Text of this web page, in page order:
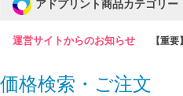
運営サイトからのお知らせ 【重
アドプリント商品カテゴリー
価格検索・ご注文